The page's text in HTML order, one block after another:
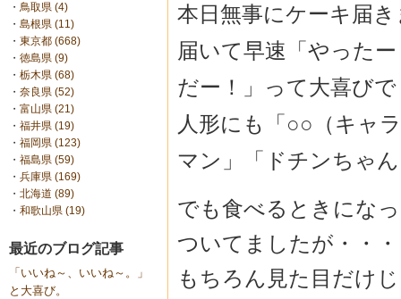
・ 鳥取県 (4)
・ 島根県 (11)
・ 東京都 (668)
・ 徳島県 (9)
・ 栃木県 (68)
・ 奈良県 (52)
・ 富山県 (21)
・ 福井県 (19)
・ 福岡県 (123)
・ 福島県 (59)
・ 兵庫県 (169)
・ 北海道 (89)
・ 和歌山県 (19)
最近のブログ記事
「いいね～、いいね～。」
と大喜び。
本日無事にケーキ届
届いて早速「やった
だー！」って大喜び
人形にも「○○（キャ
マン」「ドチンちゃ
でも食べるときにな
ついてましたが・・
もちろん見た目だけ